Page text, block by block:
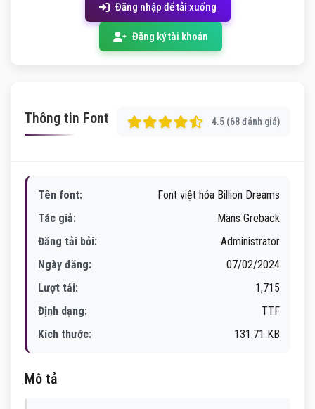
Đăng nhập để tải xuống
Đăng ký tài khoản
Thông tin Font 4.5 (68 đánh giá)
Tên font:
Font việt hóa Billion Dreams
Tác giả:
Mans Greback
Đăng tải bởi:
Administrator
Ngày đăng:
07/02/2024
Lượt tải:
1,715
Định dạng:
TTF
Kích thước:
131.71 KB
Mô tả